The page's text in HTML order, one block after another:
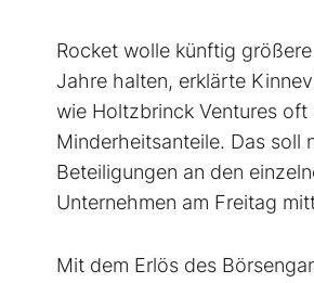
Rocket wolle künftig
Jahre halten, erklärte
wie Holtzbrinck Ventures
Minderheitsanteile. Das soll
Beteiligungen an den
Unternehmen am Freitag
Mit dem Erlös des